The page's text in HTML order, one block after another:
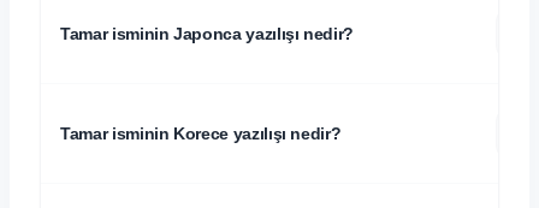
Tamar isminin Japonca yazılışı nedir?
Tamar isminin Korece yazılışı nedir?